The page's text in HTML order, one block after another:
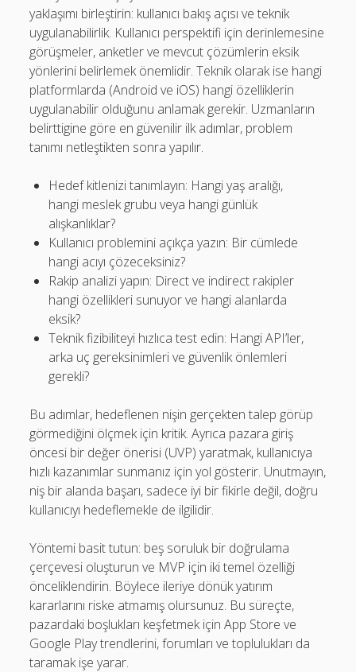
yaklaşımı birleştirin: kullanıcı bakış açısı ve teknik
uygulanabilirlik. Kullanıcı perspektifi için derinlemesine
görüşmeler, anketler ve mevcut çözümlerin eksik
yönlerini belirlemek önemlidir. Teknik olarak ise hangi
platformlarda (Android ve iOS) hangi özelliklerin
uygulanabilir olduğunu anlamak gerekir. Uzmanların
belirttigine göre en güvenilir ilk adımlar, problem
tanımı netleştikten sonra yapılır.
Hedef kitlenizi tanımlayın: Hangi yaş aralığı,
hangi meslek grubu veya hangi günlük
alışkanlıklar?
Kullanıcı problemini açıkça yazın: Bir cümlede
hangi acıyı çözeceksiniz?
Rakip analizi yapın: Direct ve indirect rakipler
hangi özellikleri sunuyor ve hangi alanlarda
eksik?
Teknik fizibiliteyi hızlıca test edin: Hangi API’ler,
arka uç gereksinimleri ve güvenlik önlemleri
gerekli?
Bu adımlar, hedeflenen nişin gerçekten talep görüp
görmediğini ölçmek için kritik. Ayrıca pazara giriş
öncesi bir değer önerisi (UVP) yaratmak, kullanıcıya
hızlı kazanımlar sunmanız için yol gösterir. Unutmayın,
niş bir alanda başarı, sadece iyi bir fikirle değil, doğru
kullanıcıyı hedeflemekle de ilgilidir.
Yöntemi basit tutun: beş soruluk bir doğrulama
çerçevesi oluşturun ve MVP için iki temel özelliği
önceliklendirin. Böylece ileriye dönük yatırım
kararlarını riske atmamış olursunuz. Bu süreçte,
pazardaki boşlukları keşfetmek için App Store ve
Google Play trendlerini, forumları ve toplulukları da
taramak işe yarar.